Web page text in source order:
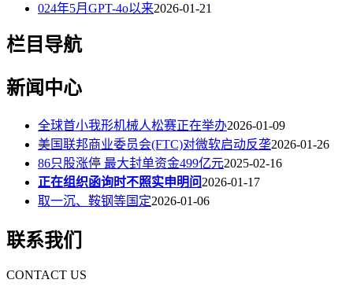
024年5月GPT-4o以来2026-01-21
栏目导航
新闻中心
全球首小我形机械人松赛正在举办2026-01-09
美国联邦商业委员会(FTC)对微软启动反垄2026-01-26
86只股涨停 最大封单资金499亿元2025-02-16
正在组织函询时不照实申明问2026-01-17
取一沉、鞍钢等国定2026-01-06
联系我们
CONTACT US